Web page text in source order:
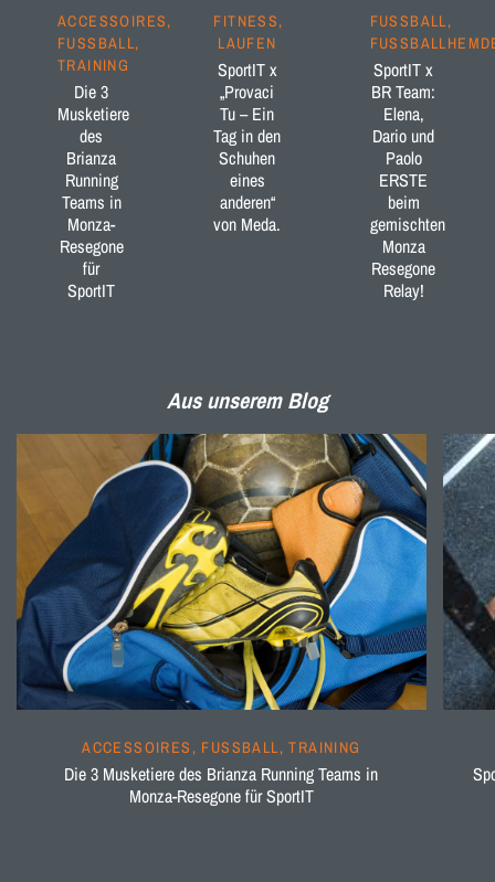
ACCESSOIRES,
FUSSBALL, T
RAINING
Die 3
Musketiere
des
Brianza
Running
Teams in
Monza-
Resegone
für
SportIT
FITNESS,
LAUFEN
SportIT x
„Provaci
Tu – Ein
Tag in den
Schuhen
eines
anderen“
von Meda.
FUSSBALL, F
SportIT x
BR Team:
Elena,
Dario und
Paolo
ERSTE
beim
gemischten
Monza
Resegone
Relay!
Aus unserem Blog
ACCESSOIRES, FUSSBALL, TRAINING
Die 3 Musketiere des Brianza Running Teams in
Monza-Resegone für SportIT